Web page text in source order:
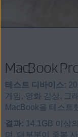
MacBook
테스트 디바이스:
게임, 영화 감상, 그
MacBook을 테스트
결과: 14.1GB 이상
며, 대부분이 중복